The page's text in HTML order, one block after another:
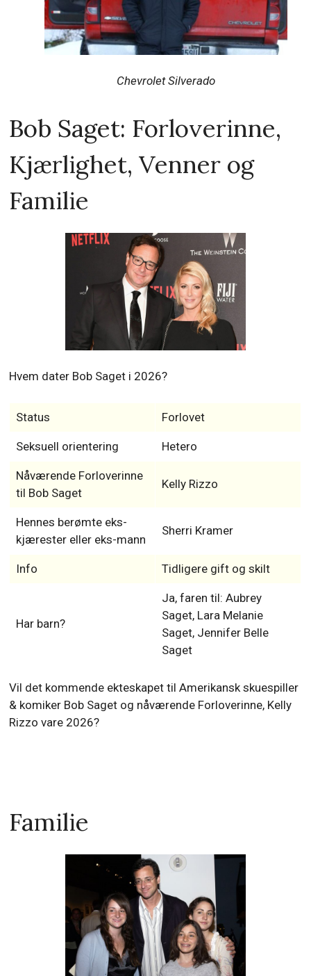
Chevrolet Silverado
Bob Saget: Forloverinne,
Kjærlighet, Venner og
Familie
Hvem dater Bob Saget i 2026?
Status Forlovet
Seksuell orientering Hetero
Nåværende Forloverinne
til Bob Saget
Kelly Rizzo
Hennes berømte eks-
kjærester eller eks-mann
Sherri Kramer
Info Tidligere gift og skilt
Har barn?
Ja, faren til: Aubrey
Saget, Lara Melanie
Saget, Jennifer Belle
Saget
Vil det kommende ekteskapet til Amerikansk skuespiller
& komiker Bob Saget og nåværende Forloverinne, Kelly
Rizzo vare 2026?
Familie